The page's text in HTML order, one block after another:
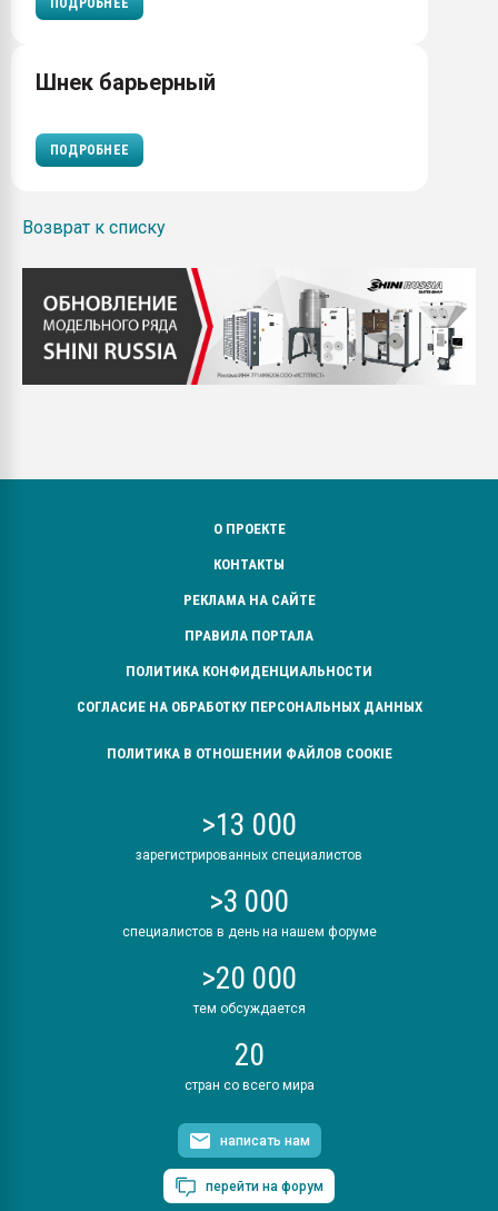
ПОДРОБНЕЕ
Шнек барьерный
ПОДРОБНЕЕ
Возврат к списку
О ПРОЕКТЕ
КОНТАКТЫ
РЕКЛАМА НА САЙТЕ
ПРАВИЛА ПОРТАЛА
ПОЛИТИКА КОНФИДЕНЦИАЛЬНОСТИ
СОГЛАСИЕ НА ОБРАБОТКУ ПЕРСОНАЛЬНЫХ ДАННЫХ
ПОЛИТИКА В ОТНОШЕНИИ ФАЙЛОВ COOKIE
>13 000
зарегистрированных специалистов
>3 000
специалистов в день на нашем форуме
>20 000
тем обсуждается
20
стран со всего мира
написать нам
перейти на форум